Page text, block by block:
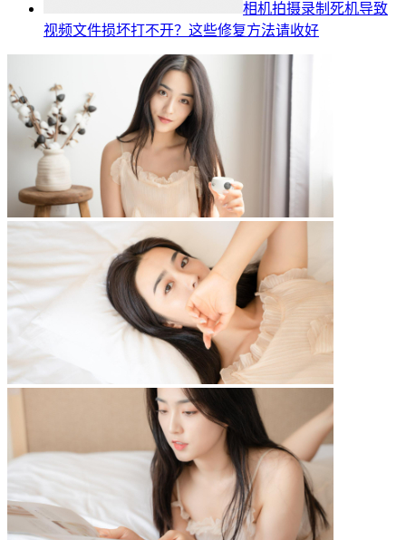
相机拍摄录制死机导致
视频文件损坏打不开？这些修复方法请收好